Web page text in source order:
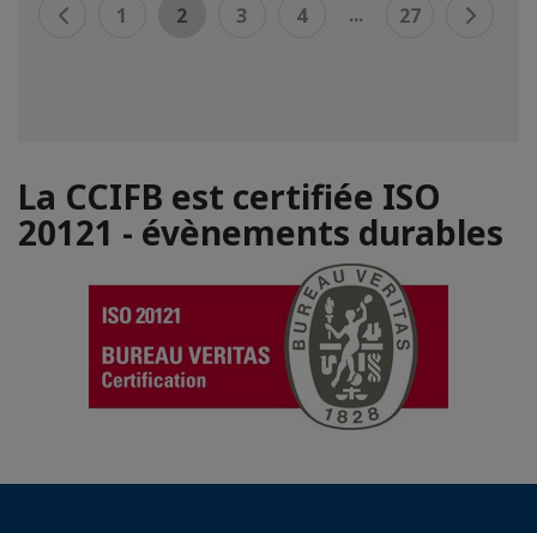
1 2 3 4 ... 27
La CCIFB est certifiée ISO
20121 - évènements durables